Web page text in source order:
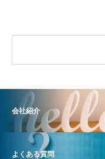
会社紹介
よくある質問